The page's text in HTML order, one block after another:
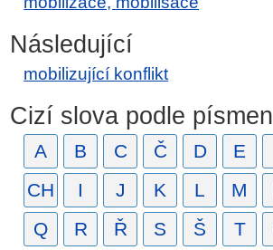
Následující
mobilizující konflikt
Cizí slova podle písmen
A B C Č D E
CH
I J K L M
Q
R Ř S Š T